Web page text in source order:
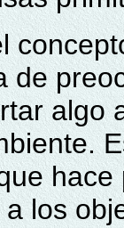
de
algo
los